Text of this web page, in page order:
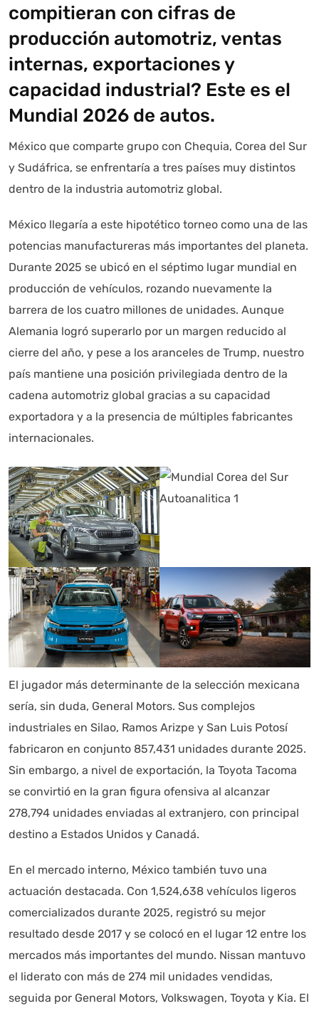
compitieran con cifras de
producción automotriz, ventas
internas, exportaciones y
capacidad industrial? Este es el
Mundial 2026 de autos.
México que comparte grupo con Chequia, Corea del Sur
y Sudáfrica, se enfrentaría a tres países muy distintos
dentro de la industria automotriz global.
México llegaría a este hipotético torneo como una de las
potencias manufactureras más importantes del planeta.
Durante 2025 se ubicó en el séptimo lugar mundial en
producción de vehículos, rozando nuevamente la
barrera de los cuatro millones de unidades. Aunque
Alemania logró superarlo por un margen reducido al
cierre del año, y pese a los aranceles de Trump, nuestro
país mantiene una posición privilegiada dentro de la
cadena automotriz global gracias a su capacidad
exportadora y a la presencia de múltiples fabricantes
internacionales.
El jugador más determinante de la selección mexicana
sería, sin duda, General Motors. Sus complejos
industriales en Silao, Ramos Arizpe y San Luis Potosí
fabricaron en conjunto 857,431 unidades durante 2025.
Sin embargo, a nivel de exportación, la Toyota Tacoma
se convirtió en la gran figura ofensiva al alcanzar
278,794 unidades enviadas al extranjero, con principal
destino a Estados Unidos y Canadá.
En el mercado interno, México también tuvo una
actuación destacada. Con 1,524,638 vehículos ligeros
comercializados durante 2025, registró su mejor
resultado desde 2017 y se colocó en el lugar 12 entre los
mercados más importantes del mundo. Nissan mantuvo
el liderato con más de 274 mil unidades vendidas,
seguida por General Motors, Volkswagen, Toyota y Kia. El
Autoanalítica IA Agente Inteligente
Estoy aquí para encontrar lo que necesitas. ¿Qué estás
información referencial que puede contener errores.
diariamente su exactitud."